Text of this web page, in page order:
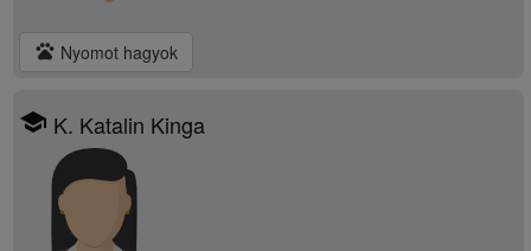
pets Nyomot hagyok
school K. Katalin Kinga